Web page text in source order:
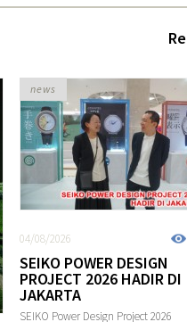
04/08/2026
SEIKO POWER DESIGN
PROJECT 2026 HADIR DI
JAKARTA
SEIKO Power Design Project 2026
news